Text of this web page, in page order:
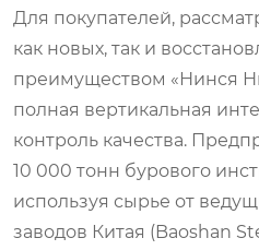
Для покупателей,
как новых, так и
преимуществом «Нинся
полная вертикальная
контроль качества.
10 000 тонн бурового
используя сырье от
заводов Китая (Baoshan